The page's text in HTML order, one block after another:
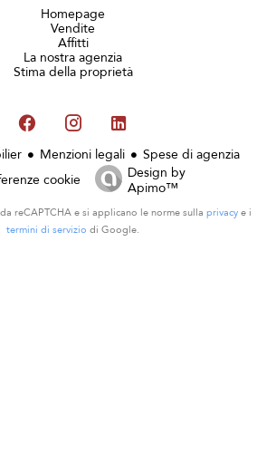
Homepage
Vendite
Affitti
La nostra agenzia
Stima della proprietà
Menzioni legali
Spese di agenzia
cookie
Design by
Apimo™
reCAPTCHA e si applicano le norme sullaprivacye i
termini di serviziodi Google.